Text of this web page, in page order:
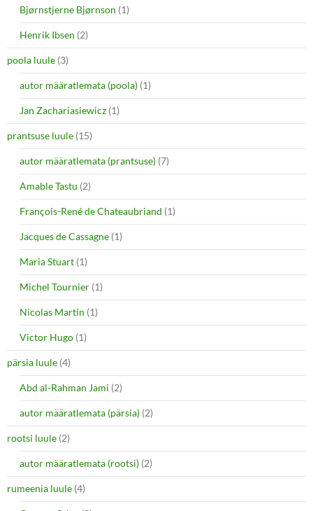
Bjørnstjerne Bjørnson (1)
Henrik Ibsen (2)
poola luule (3)
autor määratlemata (poola) (1)
Jan Zachariasiewicz (1)
prantsuse luule (15)
autor määratlemata (prantsuse) (7)
Amable Tastu (2)
François-René de Chateaubriand (1)
Jacques de Cassagne (1)
Maria Stuart (1)
Michel Tournier (1)
Nicolas Martin (1)
Victor Hugo (1)
pärsia luule (4)
Abd al-Rahman Jami (2)
autor määratlemata (pärsia) (2)
rootsi luule (2)
autor määratlemata (rootsi) (2)
rumeenia luule (4)